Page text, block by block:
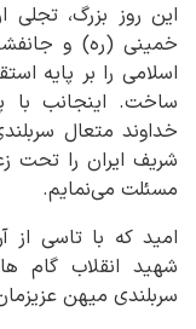
این روز بزرگ، تجلی
خمینی (ره) و
اسلامی را بر پایه
ساخت. اینجانب با
خداوند متعال
شریف ایران را تحت
مسئلت می‌نمایم.
امید که با تاسی از
شهید انقلاب گام
سربلندی میهن